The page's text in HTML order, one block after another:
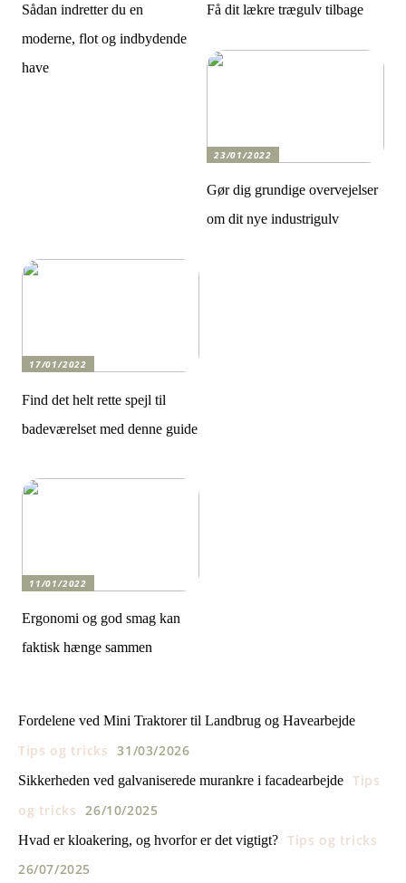
Sådan indretter du en
moderne, flot og indbydende
have
Få dit lækre trægulv tilbage
23/01/2022
Gør dig grundige overvejelser
om dit nye industrigulv
17/01/2022
Find det helt rette spejl til
badeværelset med denne guide
11/01/2022
Ergonomi og god smag kan
faktisk hænge sammen
Fordelene ved Mini Traktorer til Landbrug og Havearbejde
Tips og tricks 31/03/2026
Sikkerheden ved galvaniserede murankre i facadearbejde Tips
og tricks
26/10/2025
Hvad er kloakering, og hvorfor er det vigtigt? Tips og tricks
26/07/2025